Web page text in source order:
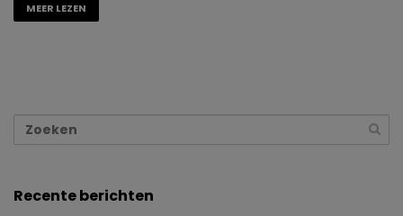
MEER LEZEN
Recente berichten